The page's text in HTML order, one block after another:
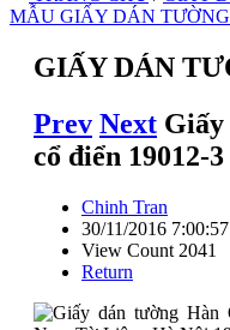
MẪU GIẤY DÁN
GIẤY DÁN
Prev Next Giấy
cổ điển 19012-3
Chinh Tran
30/11/2016
View Count 2041
Return